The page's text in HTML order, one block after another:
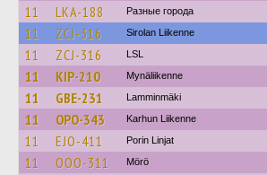
11 LKA-188 Разные города
11 ZCJ-316 Sirolan Liikenne
11 ZCJ-316 LSL
11 KIP-210 Mynäliikenne
11 GBE-231 Lamminmäki
11 OPO-343 Karhun Liikenne
11 EJO-411 Porin Linjat
11 OOO-311 Mörö